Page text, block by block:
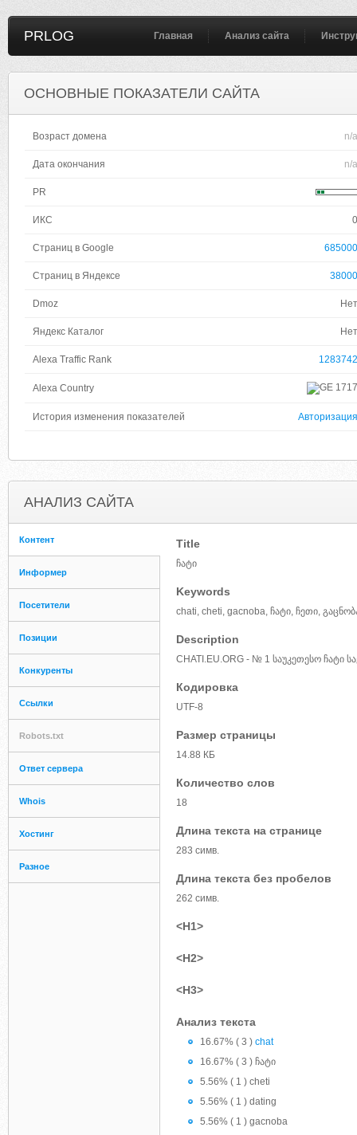
PRLOG Главная Анализ сайта
ОСНОВНЫЕ ПОКАЗАТЕЛИ САЙТА
Возраст домена n/a
Дата окончания n/a
PR
ИКС 0
Страниц в Google 685000
Страниц в Яндексе 38000
Dmoz Нет
Яндекс Каталог Нет
Alexa Traffic Rank 1283742
Alexa Country 1717
История изменения показателей Авторизация
АНАЛИЗ САЙТА
Контент
Информер
Посетители
Позиции
Конкуренты
Ссылки
Robots.txt
Ответ сервера
Whois
Хостинг
Разное
Title
ჩატი
Keywords
chati, cheti, gacnoba, ჩატი, ჩეთი,
Description
CHATI.EU.ORG - № 1 საუკეთესო ჩატი
Кодировка
UTF-8
Размер страницы
14.88 КБ
Количество слов
18
Длина текста на странице
283 симв.
Длина текста без пробелов
262 симв.
<H1>
<H2>
<H3>
Анализ текста
16.67% ( 3 ) chat
16.67% ( 3 ) ჩატი
5.56% ( 1 ) cheti
5.56% ( 1 ) dating
5.56% ( 1 ) gacnoba